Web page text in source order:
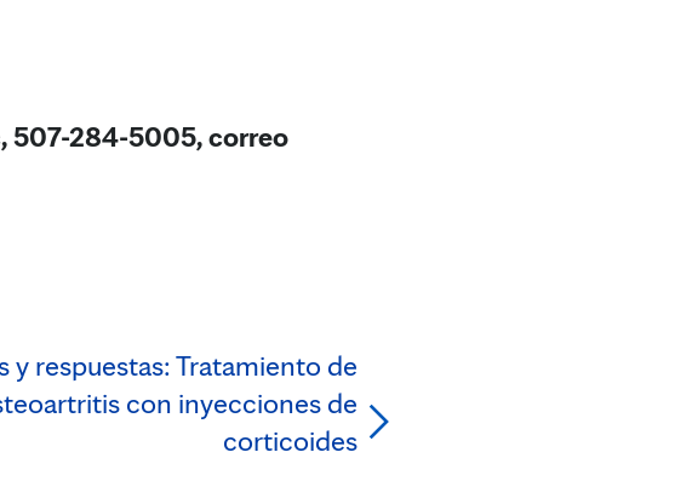
507-284-5005, correo
y respuestas: Tratamiento de
con inyecciones de
corticoides